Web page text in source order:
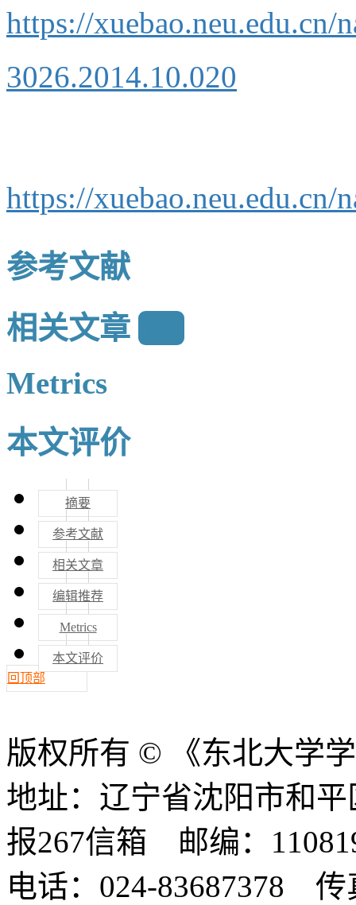
https://
3026.2014.10.020
https://
参考文献
相关文章
Metrics
本文评价
摘要
参考文献
相关文章
编辑推荐
Metrics
本文评价
回顶部
版权所有 © 《东北大学
地址：辽宁省沈阳市和
报267信箱 邮编：
电话：024-83687378